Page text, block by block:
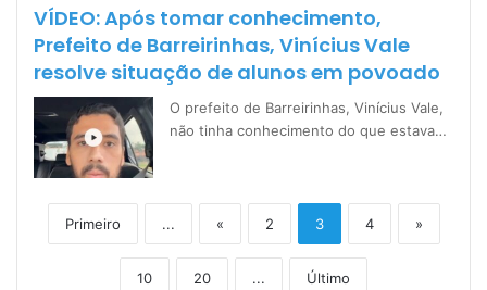
VÍDEO: Após tomar conhecimento,
Prefeito de Barreirinhas, Vinícius Vale
resolve situação de alunos em povoado
O prefeito de Barreirinhas, Vinícius Vale,
não tinha conhecimento do que estava…
Primeiro ... « 2 3 4 »
10 20 ... Último